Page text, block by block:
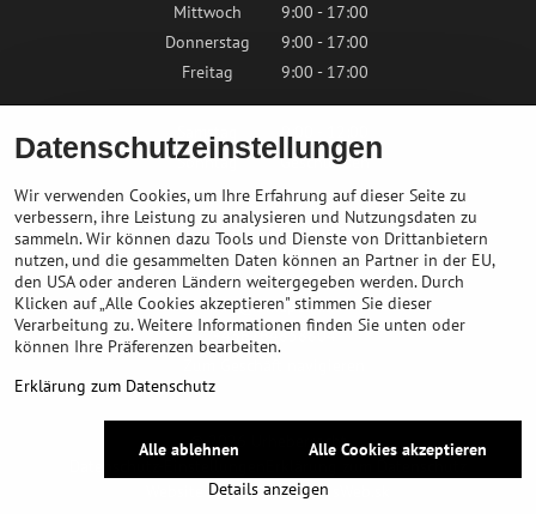
Mittwoch
9:00 - 17:00
Donnerstag
9:00 - 17:00
Freitag
9:00 - 17:00
Samstag
9:00 - 12:00
Sonntag
Geschlossen
Kontaktieren Sie uns
info@bikepeak.at
+436764858804
©
Urheberrecht
Erklärung zum Datenschutz
Website erstellt mit:BiznisWeb.sk
Datenschutzeinstellungen
Wir verwenden Cookies, um Ihre Erfahrung auf dieser Seite zu
verbessern, ihre Leistung zu analysieren und Nutzungsdaten zu
sammeln. Wir können dazu Tools und Dienste von Drittanbietern
nutzen, und die gesammelten Daten können an Partner in der EU,
den USA oder anderen Ländern weitergegeben werden. Durch
Klicken auf „Alle Cookies akzeptieren" stimmen Sie dieser
Verarbeitung zu. Weitere Informationen finden Sie unten oder
können Ihre Präferenzen bearbeiten.
Erklärung zum Datenschutz
Details anzeigen
Alle Cookies akzeptieren
Alle ablehnen